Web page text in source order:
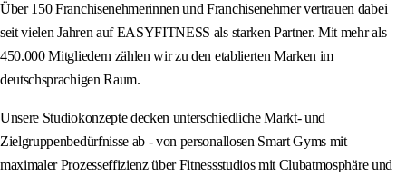
Über 150 Franchisenehmerinnen und Franchisenehmer vertrauen dabei
seit vielen Jahren auf EASYFITNESS als starken Partner. Mit mehr als
450.000 Mitgliedern zählen wir zu den etablierten Marken im
deutschsprachigen Raum.
Unsere Studiokonzepte decken unterschiedliche Markt- und
Zielgruppenbedürfnisse ab - von personallosen Smart Gyms mit
maximaler Prozesseffizienz über Fitnessstudios mit Clubatmosphäre und